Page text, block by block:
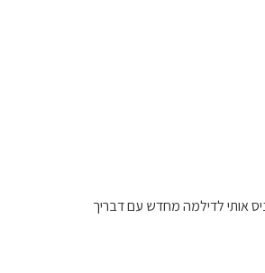
אותי לדילמה מחדש עם דבריך